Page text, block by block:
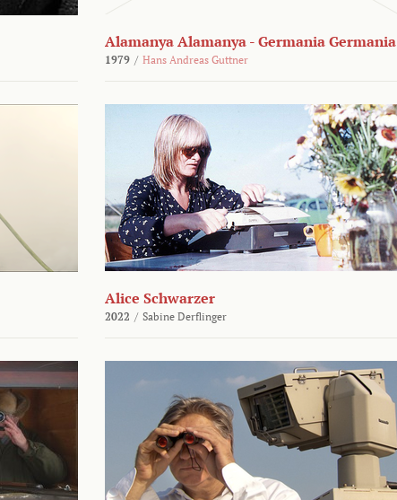
Alamanya Alamanya - Germania Germania
1979 / Hans Andreas Guttner
Alice Schwarzer
2022 / Sabine Derflinger